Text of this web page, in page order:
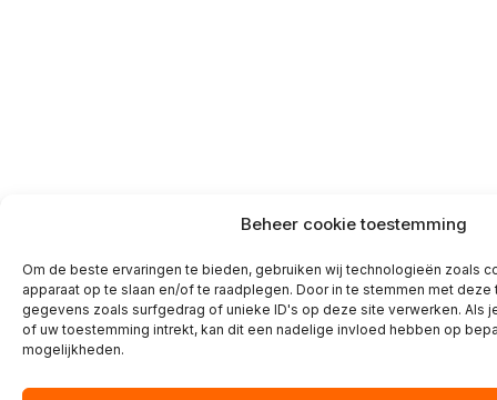
Beheer cookie toestemming
Om de beste ervaringen te bieden, gebruiken wij technologieën zoals
apparaat op te slaan en/of te raadplegen. Door in te stemmen met
gegevens zoals surfgedrag of unieke ID's op deze site verwerken. Als
of uw toestemming intrekt, kan dit een nadelige invloed hebben op
mogelijkheden.